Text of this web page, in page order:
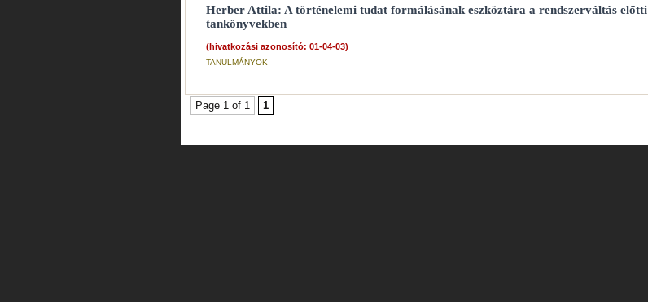
Herber Attila: A történelemi tudat formálásának eszköztára a rendszerváltás előtti
tankönyvekben
(hivatkozási azonosító: 01-04-03)
TANULMÁNYOK
Page 1 of 1 1